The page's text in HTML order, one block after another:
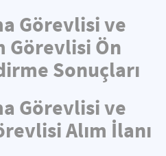
Görevlisi ve
Görevlisi Ön
Sonuçları
Görevlisi ve
Alım İlanı